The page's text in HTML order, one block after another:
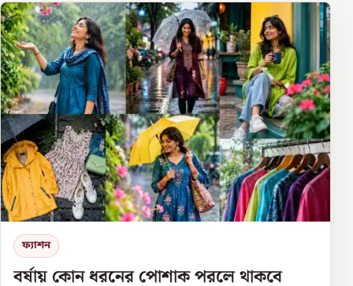
ফ্যাশন
বর্ষায় কোন ধরনের পোশাক পরলে থাকবে